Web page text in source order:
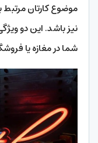
موضوع کارتان
نیز باشد. این دو
شما در مغازه یا